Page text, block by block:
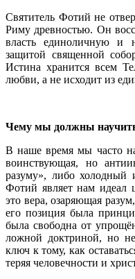
Святитель Фотий не
Риму древностью. Он
власть единоличную и
защитой священной
Истина хранится всем
любви, а не исходит из
Чему мы должны
В наше время мы часто
воинствующая, но
разуму», либо холодный
Фотий являет нам идеал
это вера, озаряющая
его позиция была
была свободна от
ложной доктриной, но
ключ к тому, как
теряя человечности и